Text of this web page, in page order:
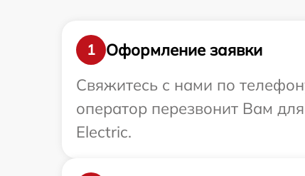
1
Оформление заявки
Свяжитесь с нами по
оператор перезвонит Вам
Electric.